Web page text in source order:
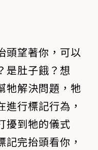
頭望著你，可以
是肚子餓？想
牠解決問題，牠
行標記行為，
擾到牠的儀式
完抬頭看你，